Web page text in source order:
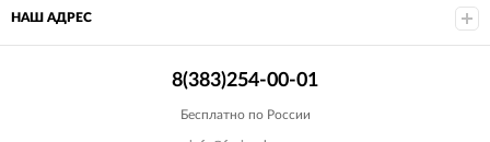
НАШ АДРЕС
8(383)254-00-01
Бесплатно по России